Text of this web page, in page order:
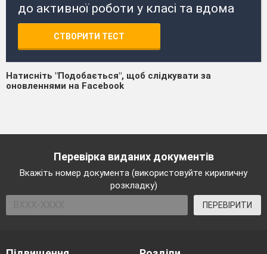
до активної роботи у класі та вдома
СТВОРИТИ ТЕСТ
Натисніть "Подобається", щоб слідкувати за
оновленнями на Facebook
Перевірка виданих документів
Вкажіть номер документа (використовуйте кириличну
розкладку)
ПЕРЕВІРИТИ